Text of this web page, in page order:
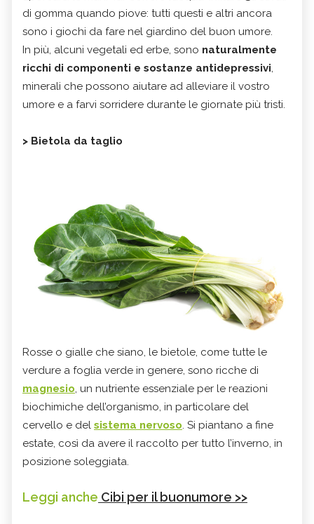
di gomma quando piove: tutti questi e altri ancora
sono i giochi da fare nel giardino del buon umore.
In più, alcuni vegetali ed erbe, sono naturalmente
ricchi di componenti e sostanze antidepressivi,
minerali che possono aiutare ad alleviare il vostro
umore e a farvi sorridere durante le giornate più tristi.
> Bietola da taglio
Rosse o gialle che siano, le bietole, come tutte le
verdure a foglia verde in genere, sono ricche di
magnesio, un nutriente essenziale per le reazioni
biochimiche dell’organismo, in particolare del
cervello e del sistema nervoso. Si piantano a fine
estate, così da avere il raccolto per tutto l’inverno, in
posizione soleggiata.
Leggi anche Cibi per il buonumore >>